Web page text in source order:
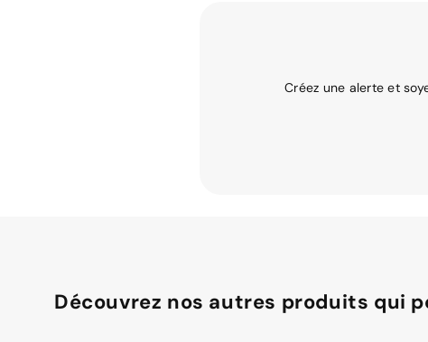
Créez une alerte et
Découvrez nos autres produits qui